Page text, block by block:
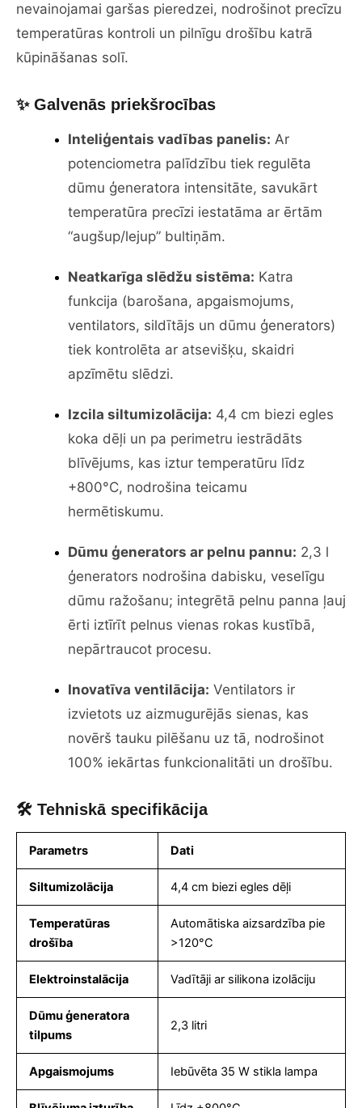
nevainojamai garšas pieredzei, nodrošinot precīzu
temperatūras kontroli un pilnīgu drošību katrā
kūpināšanas solī.
✨ Galvenās priekšrocības
Inteliģentais vadības panelis: Ar
potenciometra palīdzību tiek regulēta
dūmu ģeneratora intensitāte, savukārt
temperatūra precīzi iestatāma ar ērtām
“augšup/lejup” bultiņām.
Neatkarīga slēdžu sistēma: Katra
funkcija (barošana, apgaismojums,
ventilators, sildītājs un dūmu ģenerators)
tiek kontrolēta ar atsevišķu, skaidri
apzīmētu slēdzi.
Izcila siltumizolācija: 4,4 cm biezi egles
koka dēļi un pa perimetru iestrādāts
blīvējums, kas iztur temperatūru līdz
+800°C, nodrošina teicamu
hermētiskumu.
Dūmu ģenerators ar pelnu pannu: 2,3 l
ģenerators nodrošina dabisku, veselīgu
dūmu ražošanu; integrētā pelnu panna ļauj
ērti iztīrīt pelnus vienas rokas kustībā,
nepārtraucot procesu.
Inovatīva ventilācija: Ventilators ir
izvietots uz aizmugurējās sienas, kas
novērš tauku pilēšanu uz tā, nodrošinot
100% iekārtas funkcionalitāti un drošību.
🛠 Tehniskā specifikācija
Parametrs Dati
Siltumizolācija 4,4 cm biezi egles dēļi
Temperatūras
drošība
Automātiska aizsardzība pie
>120°C
Elektroinstalācija Vadītāji ar silikona izolāciju
Dūmu ģeneratora
tilpums
2,3 litri
Apgaismojums Iebūvēta 35 W stikla lampa